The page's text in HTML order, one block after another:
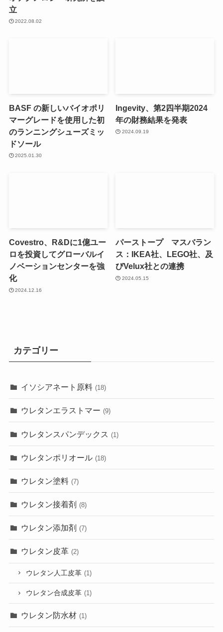
立
2022.08.02
BASF の新しいバイオポリ
マーグレードを使用した初
のランニングシューズミッ
ドソール
2025.01.30
Ingevity、第2四半期2024
年の財務結果を発表
2024.09.19
Covestro、R&Dに1億ユー
ロを投資してグローバルイ
ノベーションセンターを強
化
2024.12.16
パーストープ マスバラン
ス：IKEA社、LEGO社、及
びVelux社との連携
2024.05.15
カテゴリー
イソシアネート原料 (18)
ウレタンエラストマー (9)
ウレタンスパンデックス (1)
ウレタンポリオール (18)
ウレタン塗料 (7)
ウレタン接着剤 (8)
ウレタン添加剤 (7)
ウレタン皮革 (2)
ウレタン人工皮革 (1)
ウレタン合成皮革 (1)
ウレタン防水材 (1)